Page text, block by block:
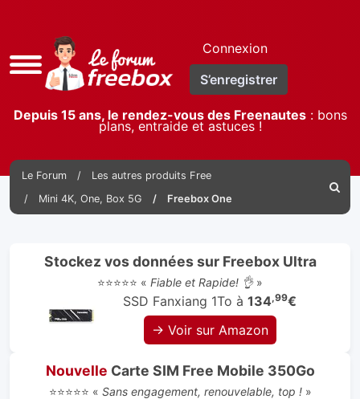
Accès
rapide
Connexion
S’enregistrer
Depuis 15 ans, le rendez-vous des Freenautes: bons
plans, entraide et astuces !
Le Forum
Les autres produits Free
Mini 4K, One, Box 5G
Freebox One
Stockez vos données sur Freebox Ultra
⭐⭐⭐⭐⭐ « Fiable et Rapide! 👌»
SSD Fanxiang 1To à 134,99€
→ Voir sur Amazon
Nouvelle Carte SIM Free Mobile 350Go
⭐⭐⭐⭐⭐ « Sans engagement, renouvelable, top !»